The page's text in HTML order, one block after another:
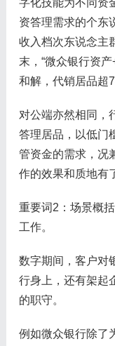
资答理需求的个东
收入档次东说念主
末，“微众银行资
和解，代销居品超
对公端亦然相同，
答理居品，以低门
管资金的需求，况
作的效果和质地有
重要词2：场景概
工作。
数字期间，客户对
行身上，还有架起
的职守。
例如微众银行除了